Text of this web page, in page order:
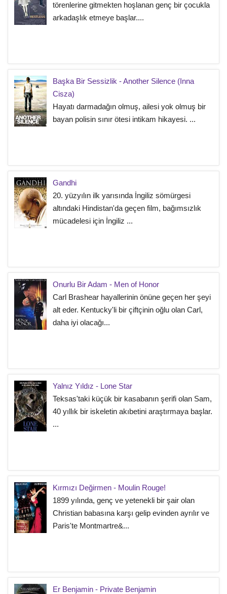
törenlerine gitmekten hoşlanan genç bir çocukla
arkadaşlık etmeye başlar....
Başka Bir Sessizlik - Another Silence (Inna
Cisza)
Hayatı darmadağın olmuş, ailesi yok olmuş bir
bayan polisin sınır ötesi intikam hikayesi. ...
Gandhi
20. yüzyılın ilk yarısında İngiliz sömürgesi
altındaki Hindistan'da geçen film, bağımsızlık
mücadelesi için İngiliz ...
Onurlu Bir Adam - Men of Honor
Carl Brashear hayallerinin önüne geçen her şeyi
alt eder. Kentucky'li bir çiftçinin oğlu olan Carl,
daha iyi olacağı...
Yalnız Yıldız - Lone Star
Teksas'taki küçük bir kasabanın şerifi olan Sam,
40 yıllık bir iskeletin akıbetini araştırmaya başlar.
...
Kırmızı Değirmen - Moulin Rouge!
1899 yılında, genç ve yetenekli bir şair olan
Christian babasına karşı gelip evinden ayrılır ve
Paris'te Montmartre&...
Er Benjamin - Private Benjamin